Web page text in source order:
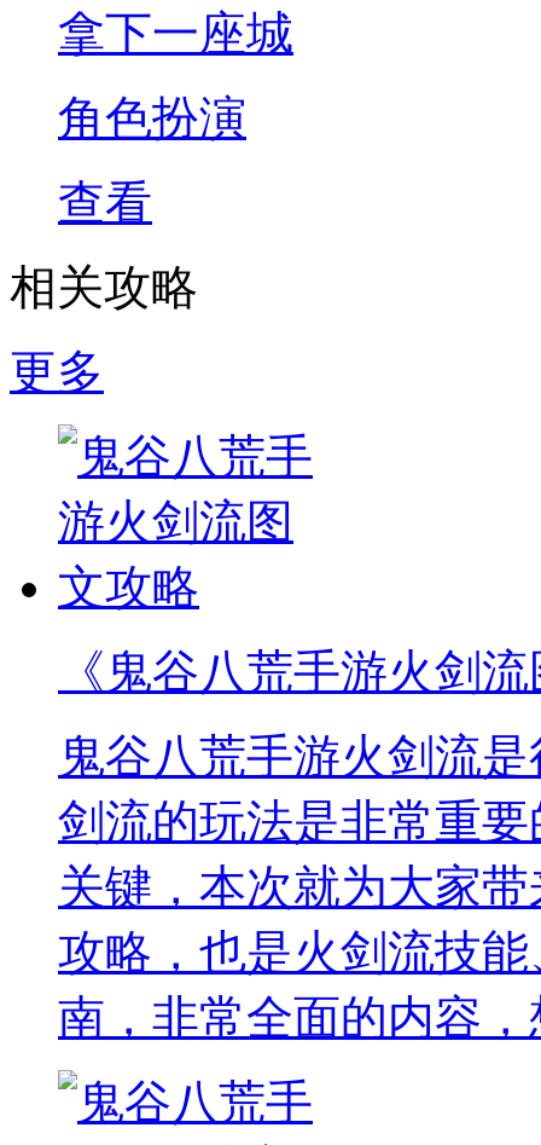
拿下一座城
角色扮演
查看
相关攻略
更多
《鬼谷八荒手游火剑
鬼谷八荒手游火剑流
剑流的玩法是非常重
关键，本次就为大家
攻略，也是火剑流技
南，非常全面的内容